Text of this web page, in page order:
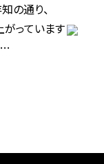
の通り、
っています
…